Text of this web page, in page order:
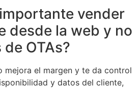
vender
desde la web y no
OTAs?
mejora el margen y te da control
y datos del cliente,